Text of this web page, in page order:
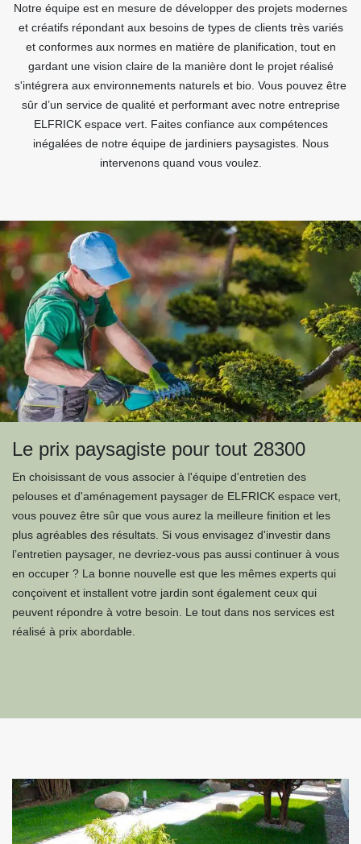
Notre équipe est en mesure de développer des projets modernes
et créatifs répondant aux besoins de types de clients très variés
et conformes aux normes en matière de planification, tout en
gardant une vision claire de la manière dont le projet réalisé
s'intégrera aux environnements naturels et bio. Vous pouvez être
sûr d’un service de qualité et performant avec notre entreprise
ELFRICK espace vert. Faites confiance aux compétences
inégalées de notre équipe de jardiniers paysagistes. Nous
intervenons quand vous voulez.
Le prix paysagiste pour tout 28300
En choisissant de vous associer à l'équipe d'entretien des
pelouses et d'aménagement paysager de ELFRICK espace vert,
vous pouvez être sûr que vous aurez la meilleure finition et les
plus agréables des résultats. Si vous envisagez d'investir dans
l’entretien paysager, ne devriez-vous pas aussi continuer à vous
en occuper ? La bonne nouvelle est que les mêmes experts qui
conçoivent et installent votre jardin sont également ceux qui
peuvent répondre à votre besoin. Le tout dans nos services est
réalisé à prix abordable.